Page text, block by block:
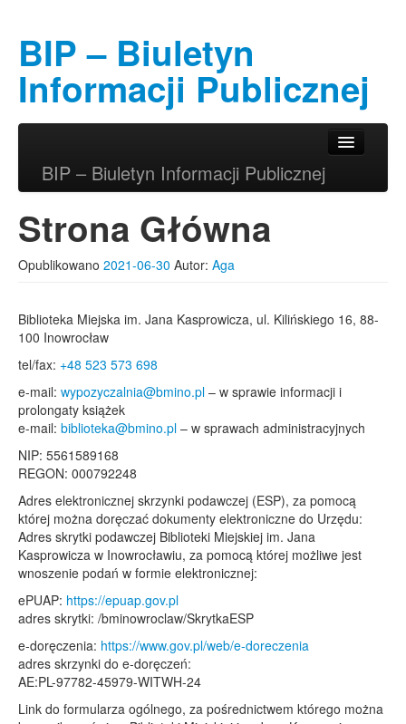
BIP – Biuletyn
Informacji Publicznej
BIP – Biuletyn Informacji Publicznej
Strona Główna
Opublikowano 2021-06-30 Autor: Aga
Biblioteka Miejska im. Jana Kasprowicza, ul. Kilińskiego 16, 88-
100 Inowrocław
tel/fax: +48 523 573 698
e-mail: wypozyczalnia@bmino.pl – w sprawie informacji i
prolongaty książek
e-mail: biblioteka@bmino.pl – w sprawach administracyjnych
NIP: 5561589168
REGON: 000792248
Adres elektronicznej skrzynki podawczej (ESP), za pomocą
której można doręczać dokumenty elektroniczne do Urzędu:
Adres skrytki podawczej Biblioteki Miejskiej im. Jana
Kasprowicza w Inowrocławiu, za pomocą której możliwe jest
wnoszenie podań w formie elektronicznej:
ePUAP: https://epuap.gov.pl
adres skrytki: /bminowroclaw/SkrytkaESP
e-doręczenia: https://www.gov.pl/web/e-doreczenia
adres skrzynki do e-doręczeń:
AE:PL-97782-45979-WITWH-24
Link do formularza ogólnego, za pośrednictwem którego można